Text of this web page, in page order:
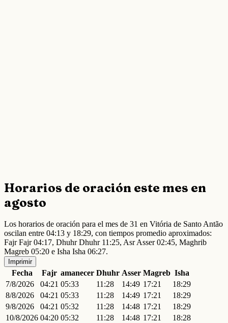
Horarios de oración este mes en
agosto
Los horarios de oración para el mes de 31 en Vitória de Santo Antão
oscilan entre 04:13 y 18:29, con tiempos promedio aproximados:
Fajr Fajr 04:17, Dhuhr Dhuhr 11:25, Asr Asser 02:45, Maghrib
Magreb 05:20 e Isha Isha 06:27.
Imprimir
Fecha Fajr amanecer Dhuhr Asser Magreb Isha
7/8/2026
04:21 05:33 11:28 14:49 17:21
18:29
8/8/2026
04:21 05:33 11:28 14:49 17:21
18:29
9/8/2026
04:21 05:32 11:28 14:48 17:21
18:29
10/8/2026 04:20 05:32 11:28 14:48 17:21
18:28